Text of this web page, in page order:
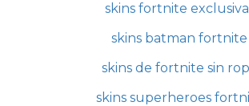
skins fortnite
skins batman fortnite
skins de fortnite sin
skins superheroes